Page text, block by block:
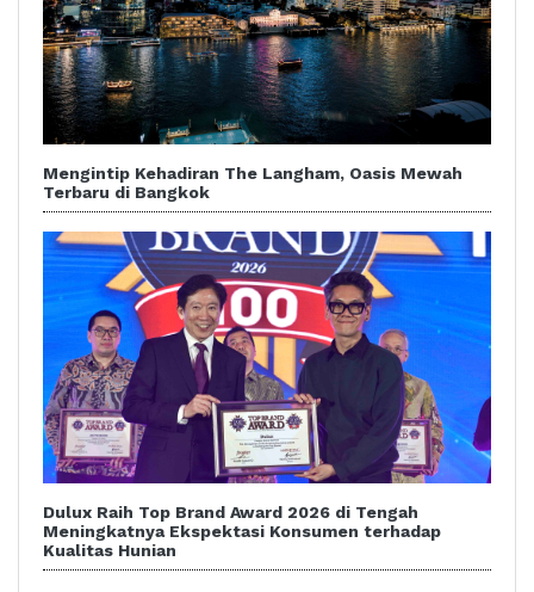
Mengintip Kehadiran The Langham, Oasis Mewah
Terbaru di Bangkok
Dulux Raih Top Brand Award 2026 di Tengah
Meningkatnya Ekspektasi Konsumen terhadap
Kualitas Hunian